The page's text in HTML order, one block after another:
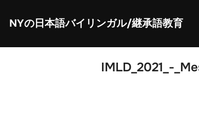
content
NYの日本語バイリンガル/継承語教育
IMLD_2021_-